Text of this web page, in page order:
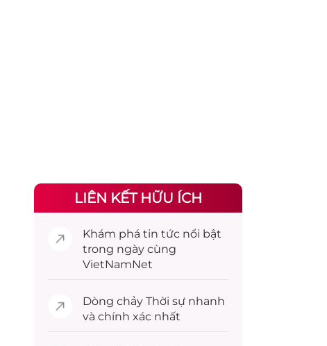
LIÊN KẾT HỮU ÍCH
Khám phá tin tức nổi bật
trong ngày cùng
VietNamNet
Dòng chảy Thời sự nhanh
và chính xác nhất